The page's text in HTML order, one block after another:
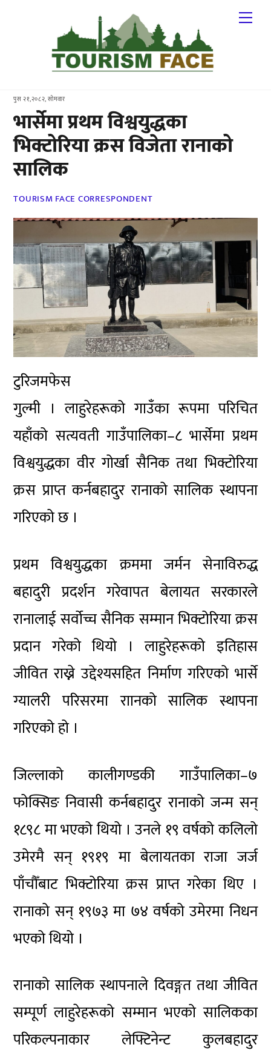
पुस २१,२०८२, सोमवार
भार्सेमा प्रथम विश्वयुद्धका
भिक्टोरिया क्रस विजेता रानाको
सालिक
TOURISM FACE CORRESPONDENT
टुरिजमफेस
गुल्मी । लाहुरेहरूको गाउँका रूपमा परिचित
यहाँको सत्यवती गाउँपालिका–८ भार्सेमा प्रथम
विश्वयुद्धका वीर गोर्खा सैनिक तथा भिक्टोरिया
क्रस प्राप्त कर्नबहादुर रानाको सालिक स्थापना
गरिएको छ ।
प्रथम विश्वयुद्धका क्रममा जर्मन सेनाविरुद्ध
बहादुरी प्रदर्शन गरेवापत बेलायत सरकारले
रानालाई सर्वोच्च सैनिक सम्मान भिक्टोरिया क्रस
प्रदान गरेको थियो । लाहुरेहरूको इतिहास
जीवित राख्ने उद्देश्यसहित निर्माण गरिएको भार्से
ग्यालरी परिसरमा राानको सालिक स्थापना
गरिएको हो ।
जिल्लाको कालीगण्डकी गाउँपालिका–७
फोक्सिङ निवासी कर्नबहादुर रानाको जन्म सन्
१८९८ मा भएको थियो । उनले १९ वर्षको कलिलो
उमेरमै सन् १९१९ मा बेलायतका राजा जर्ज
पाँचौँबाट भिक्टोरिया क्रस प्राप्त गरेका थिए ।
रानाको सन् १९७३ मा ७४ वर्षको उमेरमा निधन
भएको थियो ।
रानाको सालिक स्थापनाले दिवङ्गत तथा जीवित
सम्पूर्ण लाहुरेहरूको सम्मान भएको सालिकका
परिकल्पनाकार लेफ्टिनेन्ट कुलबहादुर